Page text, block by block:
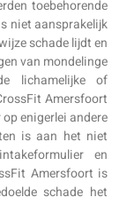
toebehorende
niet aansprakelijk
schade lijdt en
van mondelinge
lichamelijke of
Amersfoort
enigerlei andere
is aan het niet
en
Amersfoort is
schade het